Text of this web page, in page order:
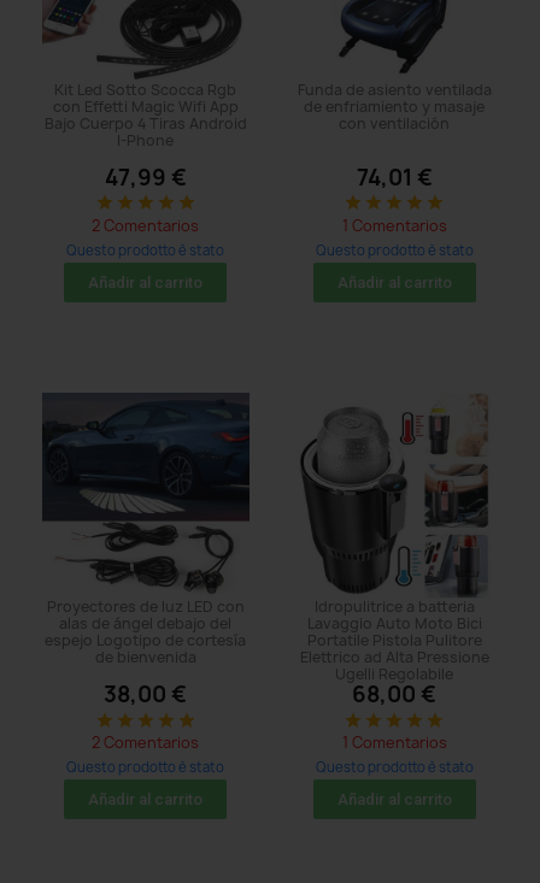
Kit Led Sotto Scocca Rgb
con Effetti Magic Wifi App
Bajo Cuerpo 4 Tiras Android
I-Phone
47,99 €
star star star star star
2 Comentarios
Questo prodotto è stato
acquistato: 104 times
Añadir al carrito
Funda de asiento ventilada
de enfriamiento y masaje
con ventilación
74,01 €
star star star star star
1 Comentarios
Questo prodotto è stato
acquistato: 71 times
Añadir al carrito
Proyectores de luz LED con
alas de ángel debajo del
espejo Logotipo de cortesía
de bienvenida
38,00 €
star star star star star
2 Comentarios
Questo prodotto è stato
acquistato: 11 times
Añadir al carrito
Idropulitrice a batteria
Lavaggio Auto Moto Bici
Portatile Pistola Pulitore
Elettrico ad Alta Pressione
Ugelli Regolabile
68,00 €
star star star star star
1 Comentarios
Questo prodotto è stato
acquistato: 14 times
Añadir al carrito